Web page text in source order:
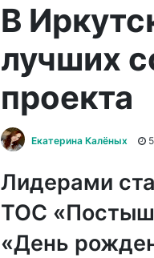
В
лучших
проекта
Екатерина Калёных
Лидерами
ТОС
«День